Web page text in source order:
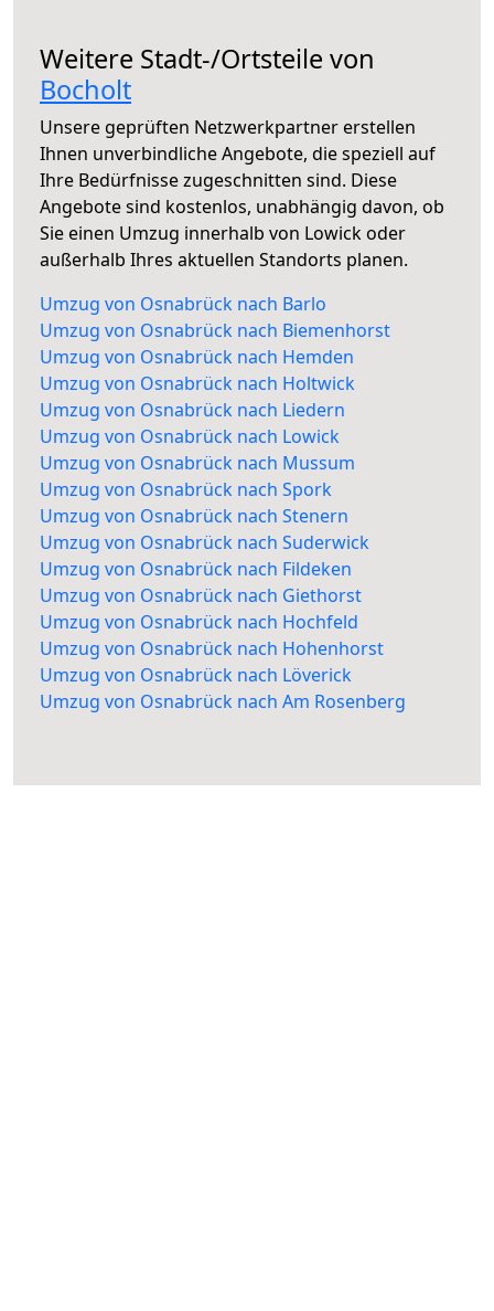
Weitere Stadt-/Ortsteile von
Bocholt
Unsere geprüften Netzwerkpartner erstellen
Ihnen unverbindliche Angebote, die speziell auf
Ihre Bedürfnisse zugeschnitten sind. Diese
Angebote sind kostenlos, unabhängig davon, ob
Sie einen Umzug innerhalb von Lowick oder
außerhalb Ihres aktuellen Standorts planen.
Umzug von Osnabrück nach Barlo
Umzug von Osnabrück nach Biemenhorst
Umzug von Osnabrück nach Hemden
Umzug von Osnabrück nach Holtwick
Umzug von Osnabrück nach Liedern
Umzug von Osnabrück nach Lowick
Umzug von Osnabrück nach Mussum
Umzug von Osnabrück nach Spork
Umzug von Osnabrück nach Stenern
Umzug von Osnabrück nach Suderwick
Umzug von Osnabrück nach Fildeken
Umzug von Osnabrück nach Giethorst
Umzug von Osnabrück nach Hochfeld
Umzug von Osnabrück nach Hohenhorst
Umzug von Osnabrück nach Löverick
Umzug von Osnabrück nach Am Rosenberg